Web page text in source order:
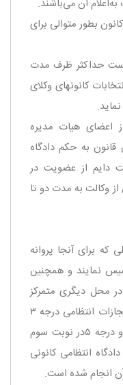
آن می‌باشند.
كانون بطور متوالی برای
است حداكثر ظرف مدت
كانونهای وكلای
اعضای هیات مدیره
قانون به حكم دادگاه
دایم از عضویت در
از وكالت به مدت دو تا
كه برای آنجا پروانه
نمایند و همچنین
در محل دیگری متمركز
نمایند. تخلف از این حكم مستوجب مجازات انتظامی درجه ۳
در نوبت اول و درجه ۴ در نوبت دوم و درجه ۵‌در نوبت سوم
انتظامی كانونی
انجام شده است.